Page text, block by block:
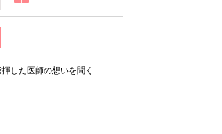
した医師の想いを聞く